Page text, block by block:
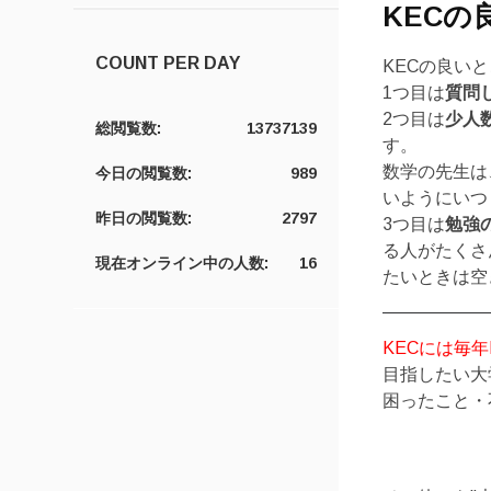
COUNT PER DAY
13737139
総閲覧数:
989
今日の閲覧数:
2797
昨日の閲覧数:
16
現在オンライン中の人数:
KECの
KECの良い
1つ目は質問
2つ目は少人
す。
数学の先生
いようにい
3つ目は勉強
る人がたく
たいときは
KECには毎
目指したい
困ったこと